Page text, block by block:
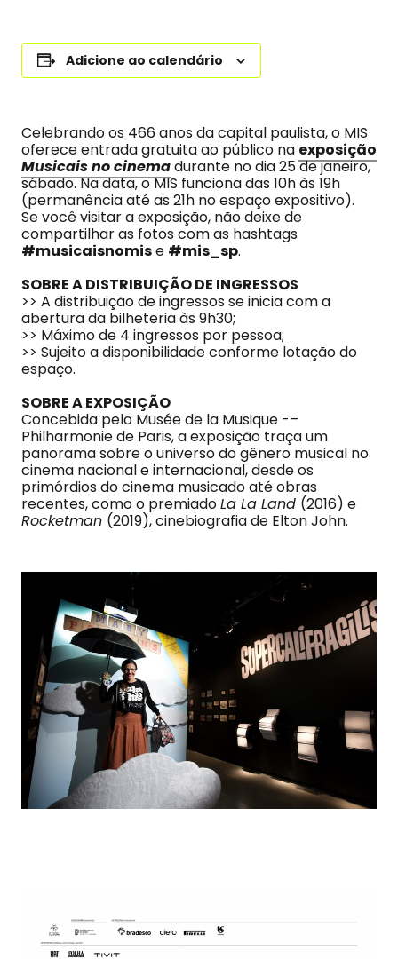
Adicione ao calendário
Celebrando os 466 anos da capital paulista, o MIS
oferece entrada gratuita ao público na exposição
Musicais no cinemadurante no dia 25 de janeiro,
sábado. Na data, o MIS funciona das 10h às 19h
(permanência até as 21h no espaço expositivo).
Se você visitar a exposição, não deixe de
compartilhar as fotos com as hashtags
#musicaisnomise #mis_sp.
SOBRE A DISTRIBUIÇÃO DE INGRESSOS
>> A distribuição de ingressos se inicia com a
abertura da bilheteria às 9h30;
>> Máximo de 4 ingressos por pessoa;
>> Sujeito a disponibilidade conforme lotação do
espaço.
SOBRE A EXPOSIÇÃO
Concebida pelo Musée de la Musique -–
Philharmonie de Paris, a exposição traça um
panorama sobre o universo do gênero musical no
cinema nacional e internacional, desde os
primórdios do cinema musicado até obras
recentes, como o premiadoLa La Land (2016) e
Rocketman (2019), cinebiografia de Elton John.